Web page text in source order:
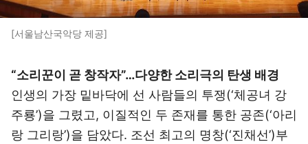
[서울남산국악당 제공]
“소리꾼이 곧 창작자”…다양한 소리극의 탄생 배경
인생의 가장 밑바닥에 선 사람들의 투쟁(‘체공녀 강
주룡’)을 그렸고, 이질적인 두 존재를 통한 공존(‘아리
랑 그리랑’)을 담았다. 조선 최고의 명창(‘진채선’)부